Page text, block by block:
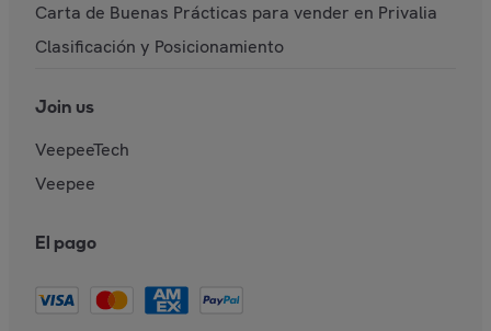
Carta de Buenas Prácticas para vender en Privalia
Clasificación y Posicionamiento
Join us
VeepeeTech
Veepee
El pago